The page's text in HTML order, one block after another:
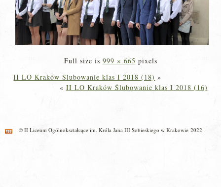
Full size is 999 × 665 pixels
II LO Kraków Ślubowanie klas I 2018 (18) »
« II LO Kraków Ślubowanie klas I 2018 (16)
© II Liceum Ogólnokształcące im. Króla Jana III Sobieskiego w Krakowie 2022